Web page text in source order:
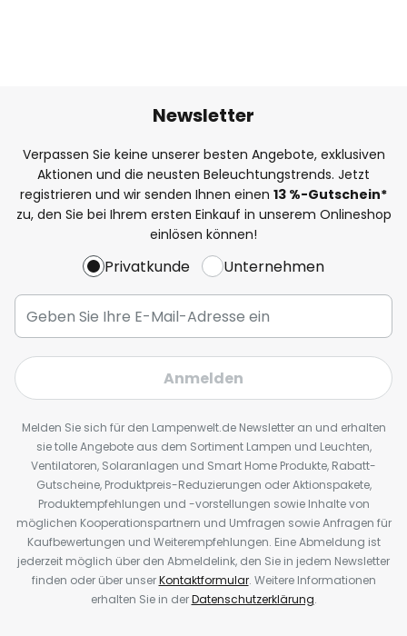
Newsletter
Verpassen Sie keine unserer besten Angebote, exklusiven
Aktionen und die neusten Beleuchtungstrends. Jetzt
registrieren und wir senden Ihnen einen 13 %-Gutschein*
zu, den Sie bei Ihrem ersten Einkauf in unserem Onlineshop
einlösen können!
Privatkunde Unternehmen
Anmelden
Melden Sie sich für den Lampenwelt.de Newsletter an und erhalten
sie tolle Angebote aus dem Sortiment Lampen und Leuchten,
Ventilatoren, Solaranlagen und Smart Home Produkte, Rabatt-
Gutscheine, Produktpreis-Reduzierungen oder Aktionspakete,
Produktempfehlungen und -vorstellungen sowie Inhalte von
möglichen Kooperationspartnern und Umfragen sowie Anfragen für
Kaufbewertungen und Weiterempfehlungen. Eine Abmeldung ist
jederzeit möglich über den Abmeldelink, den Sie in jedem Newsletter
finden oder über unserKontaktformular. Weitere Informationen
erhalten Sie in derDatenschutzerklärung.